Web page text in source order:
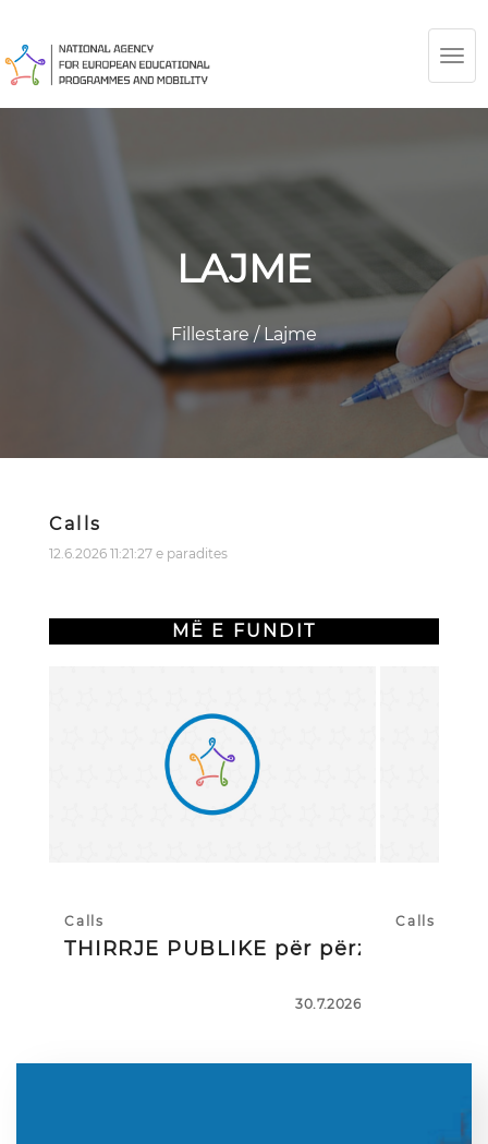
LAJME
Fillestare/Lajme
Calls
12.6.2026 11:21:27 e paradites
MË E FUNDIT
Calls
THIRRJE PUBLIKE për përzgjedhj
30.7.2026
Calls